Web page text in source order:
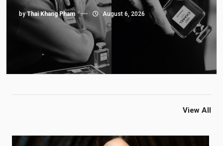
byThai Khang Pham August 6, 2026
View All